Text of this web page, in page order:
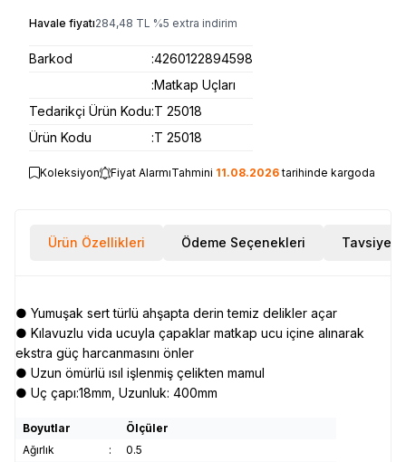
Havale fiyatı284,48 TL %5 extra indirim
Barkod :4260122894598
:Matkap Uçları
Tedarikçi Ürün Kodu:T 25018
Ürün Kodu
:T 25018
Koleksiyon Fiyat AlarmıTahmini 11.08.2026tarihinde kargoda
Ürün Özellikleri Ödeme Seçenekleri Tavsiye Et
● Yumuşak sert türlü ahşapta derin temiz delikler açar
● Kılavuzlu vida ucuyla çapaklar matkap ucu içine alınarak
ekstra güç harcanmasını önler
● Uzun ömürlü ısıl işlenmiş çelikten mamul
● Uç çapı:18mm, Uzunluk: 400mm
Boyutlar
Ölçüler
Ağırlık
:
0.5